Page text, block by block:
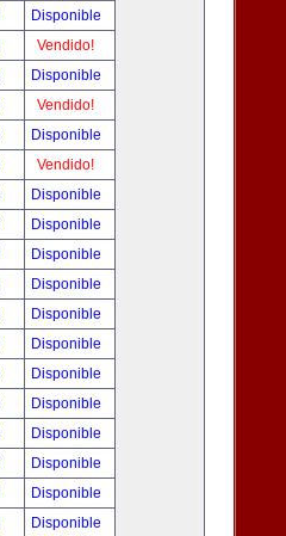
Disponible
Vendido!
Disponible
Vendido!
Disponible
Vendido!
Disponible
Disponible
Disponible
Disponible
Disponible
Disponible
Disponible
Disponible
Disponible
Disponible
Disponible
Disponible